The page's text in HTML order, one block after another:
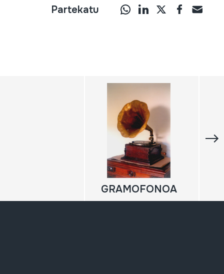
Partekatu
GRAMOFONOA